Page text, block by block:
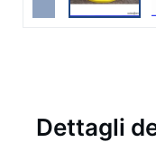
Dettagli